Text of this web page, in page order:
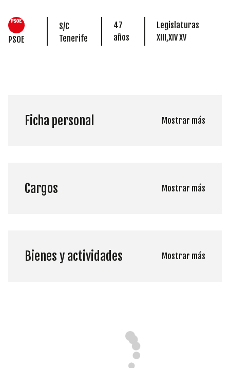
PSOE
S/C
Tenerife
47
años
Legislaturas
XIII,XIV XV
Ficha personal Mostrar más
Cargos Mostrar más
Bienes y actividades Mostrar más